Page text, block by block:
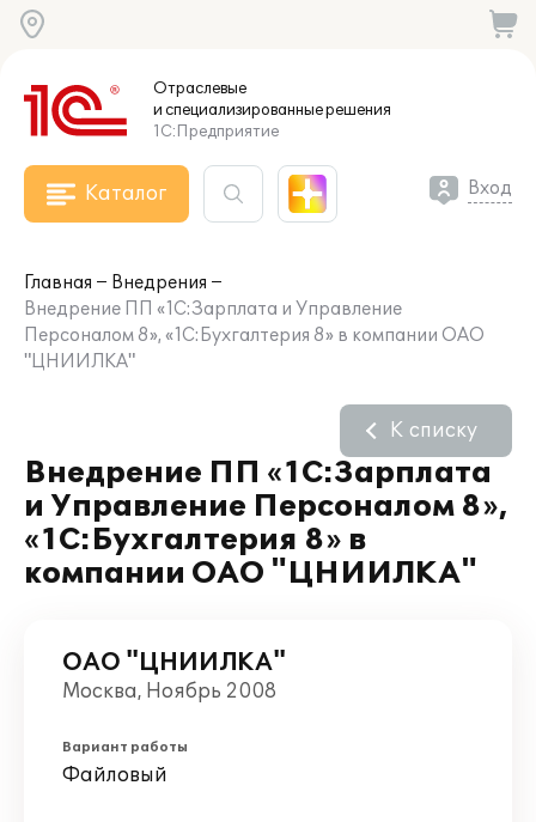
Отраслевые
и специализированныерешения
1С:Предприятие
Каталог Вход
Главная
Внедрения
Внедрение ПП «1С:Зарплата и Управление
Персоналом 8», «1C:Бухгалтерия 8» в компании ОАО
"ЦНИИЛКА"
Внедрение ПП «1С:Зарплата
и Управление Персоналом 8»,
«1C:Бухгалтерия 8» в
компании ОАО "ЦНИИЛКА"
К списку
ОАО "ЦНИИЛКА"
Москва, Ноябрь 2008
Вариант работы
Файловый